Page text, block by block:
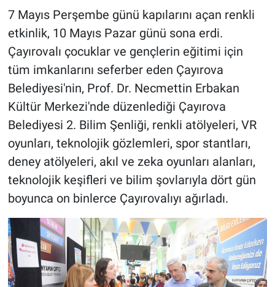
7 Mayıs Perşembe günü kapılarını açan renkli
etkinlik, 10 Mayıs Pazar günü sona erdi.
Çayırovalı çocuklar ve gençlerin eğitimi için
tüm imkanlarını seferber eden Çayırova
Belediyesi'nin, Prof. Dr. Necmettin Erbakan
Kültür Merkezi'nde düzenlediği Çayırova
Belediyesi 2. Bilim Şenliği, renkli atölyeleri, VR
oyunları, teknolojik gözlemleri, spor stantları,
deney atölyeleri, akıl ve zeka oyunları alanları,
teknolojik keşifleri ve bilim şovlarıyla dört gün
boyunca on binlerce Çayırovalıyı ağırladı.